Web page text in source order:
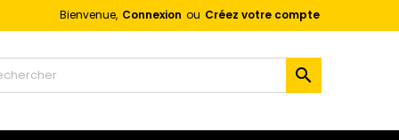
Bienvenue, Connexion ou Créez votre compte
